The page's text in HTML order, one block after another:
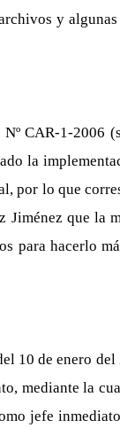
y
CAR-1-2006
la
por lo que
que la
para hacerlo
10 de enero
mediante la
jefe